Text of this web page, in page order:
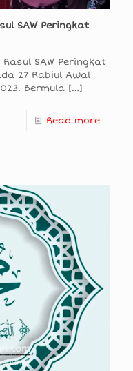
SAW Peringkat
SAW Peringkat
27 Rabiul Awal
Bermula […]
Read more